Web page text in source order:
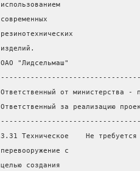
использованием
современных
резинотехнических
изделий.
ОАО "Лидсельмаш"
Ответственный от министерства -
Ответственный за реализацию
3.31 Техническое    Не
перевооружение с
целью создания